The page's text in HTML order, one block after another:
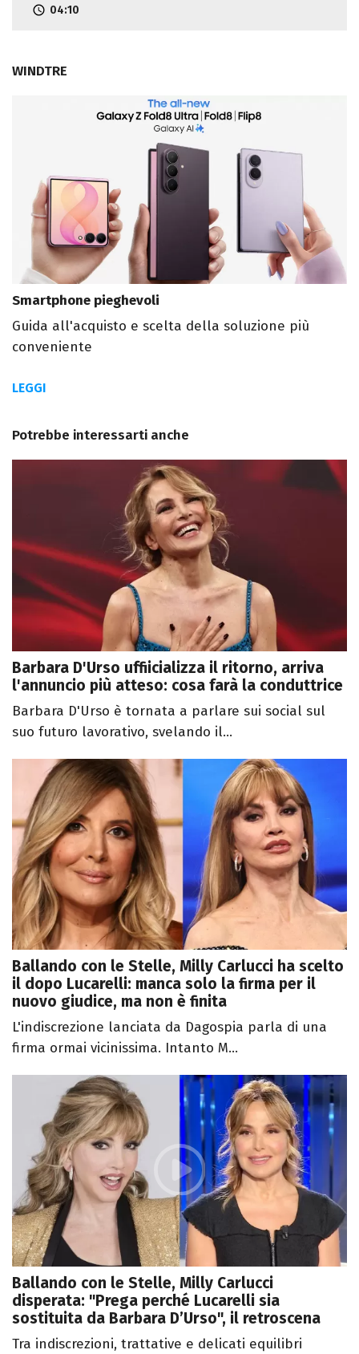
04:10
WINDTRE
Smartphone pieghevoli
Guida all'acquisto e scelta della soluzione più
conveniente
LEGGI
Potrebbe interessarti anche
Barbara D'Urso uffiicializza il ritorno, arriva
l'annuncio più atteso: cosa farà la conduttrice
Barbara D'Urso è tornata a parlare sui social sul
suo futuro lavorativo, svelando il...
Ballando con le Stelle, Milly Carlucci ha scelto
il dopo Lucarelli: manca solo la firma per il
nuovo giudice, ma non è finita
L'indiscrezione lanciata da Dagospia parla di una
firma ormai vicinissima. Intanto M...
Ballando con le Stelle, Milly Carlucci
disperata: "Prega perché Lucarelli sia
sostituita da Barbara D’Urso", il retroscena
Tra indiscrezioni, trattative e delicati equilibri